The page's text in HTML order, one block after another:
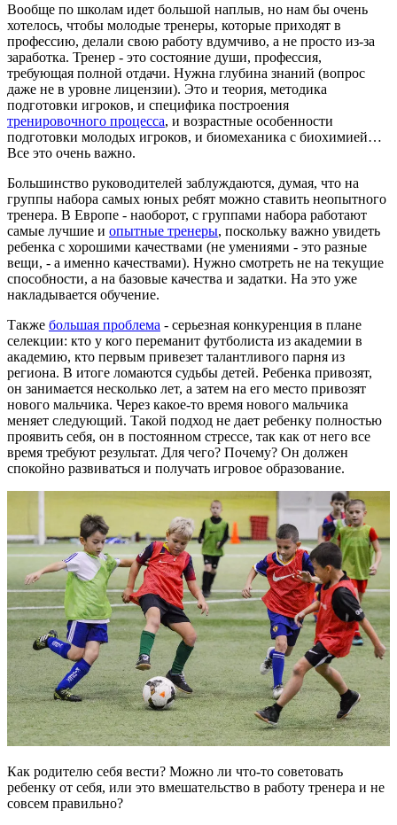
Вообще по школам идет большой наплыв, но нам бы очень
хотелось, чтобы молодые тренеры, которые приходят в
профессию, делали свою работу вдумчиво, а не просто из-за
заработка. Тренер - это состояние души, профессия,
требующая полной отдачи. Нужна глубина знаний (вопрос
даже не в уровне лицензии). Это и теория, методика
подготовки игроков, и специфика построения
тренировочного процесса, и возрастные особенности
подготовки молодых игроков, и биомеханика с биохимией…
Все это очень важно.
Большинство руководителей заблуждаются, думая, что на
группы набора самых юных ребят можно ставить неопытного
тренера. В Европе - наоборот, с группами набора работают
самые лучшие и опытные тренеры, поскольку важно увидеть
ребенка с хорошими качествами (не умениями - это разные
вещи, - а именно качествами). Нужно смотреть не на текущие
способности, а на базовые качества и задатки. На это уже
накладывается обучение.
Также большая проблема - серьезная конкуренция в плане
селекции: кто у кого переманит футболиста из академии в
академию, кто первым привезет талантливого парня из
региона. В итоге ломаются судьбы детей. Ребенка привозят,
он занимается несколько лет, а затем на его место привозят
нового мальчика. Через какое-то время нового мальчика
меняет следующий. Такой подход не дает ребенку полностью
проявить себя, он в постоянном стрессе, так как от него все
время требуют результат. Для чего? Почему? Он должен
спокойно развиваться и получать игровое образование.
Как родителю себя вести? Можно ли что-то советовать
ребенку от себя, или это вмешательство в работу тренера и не
совсем правильно?